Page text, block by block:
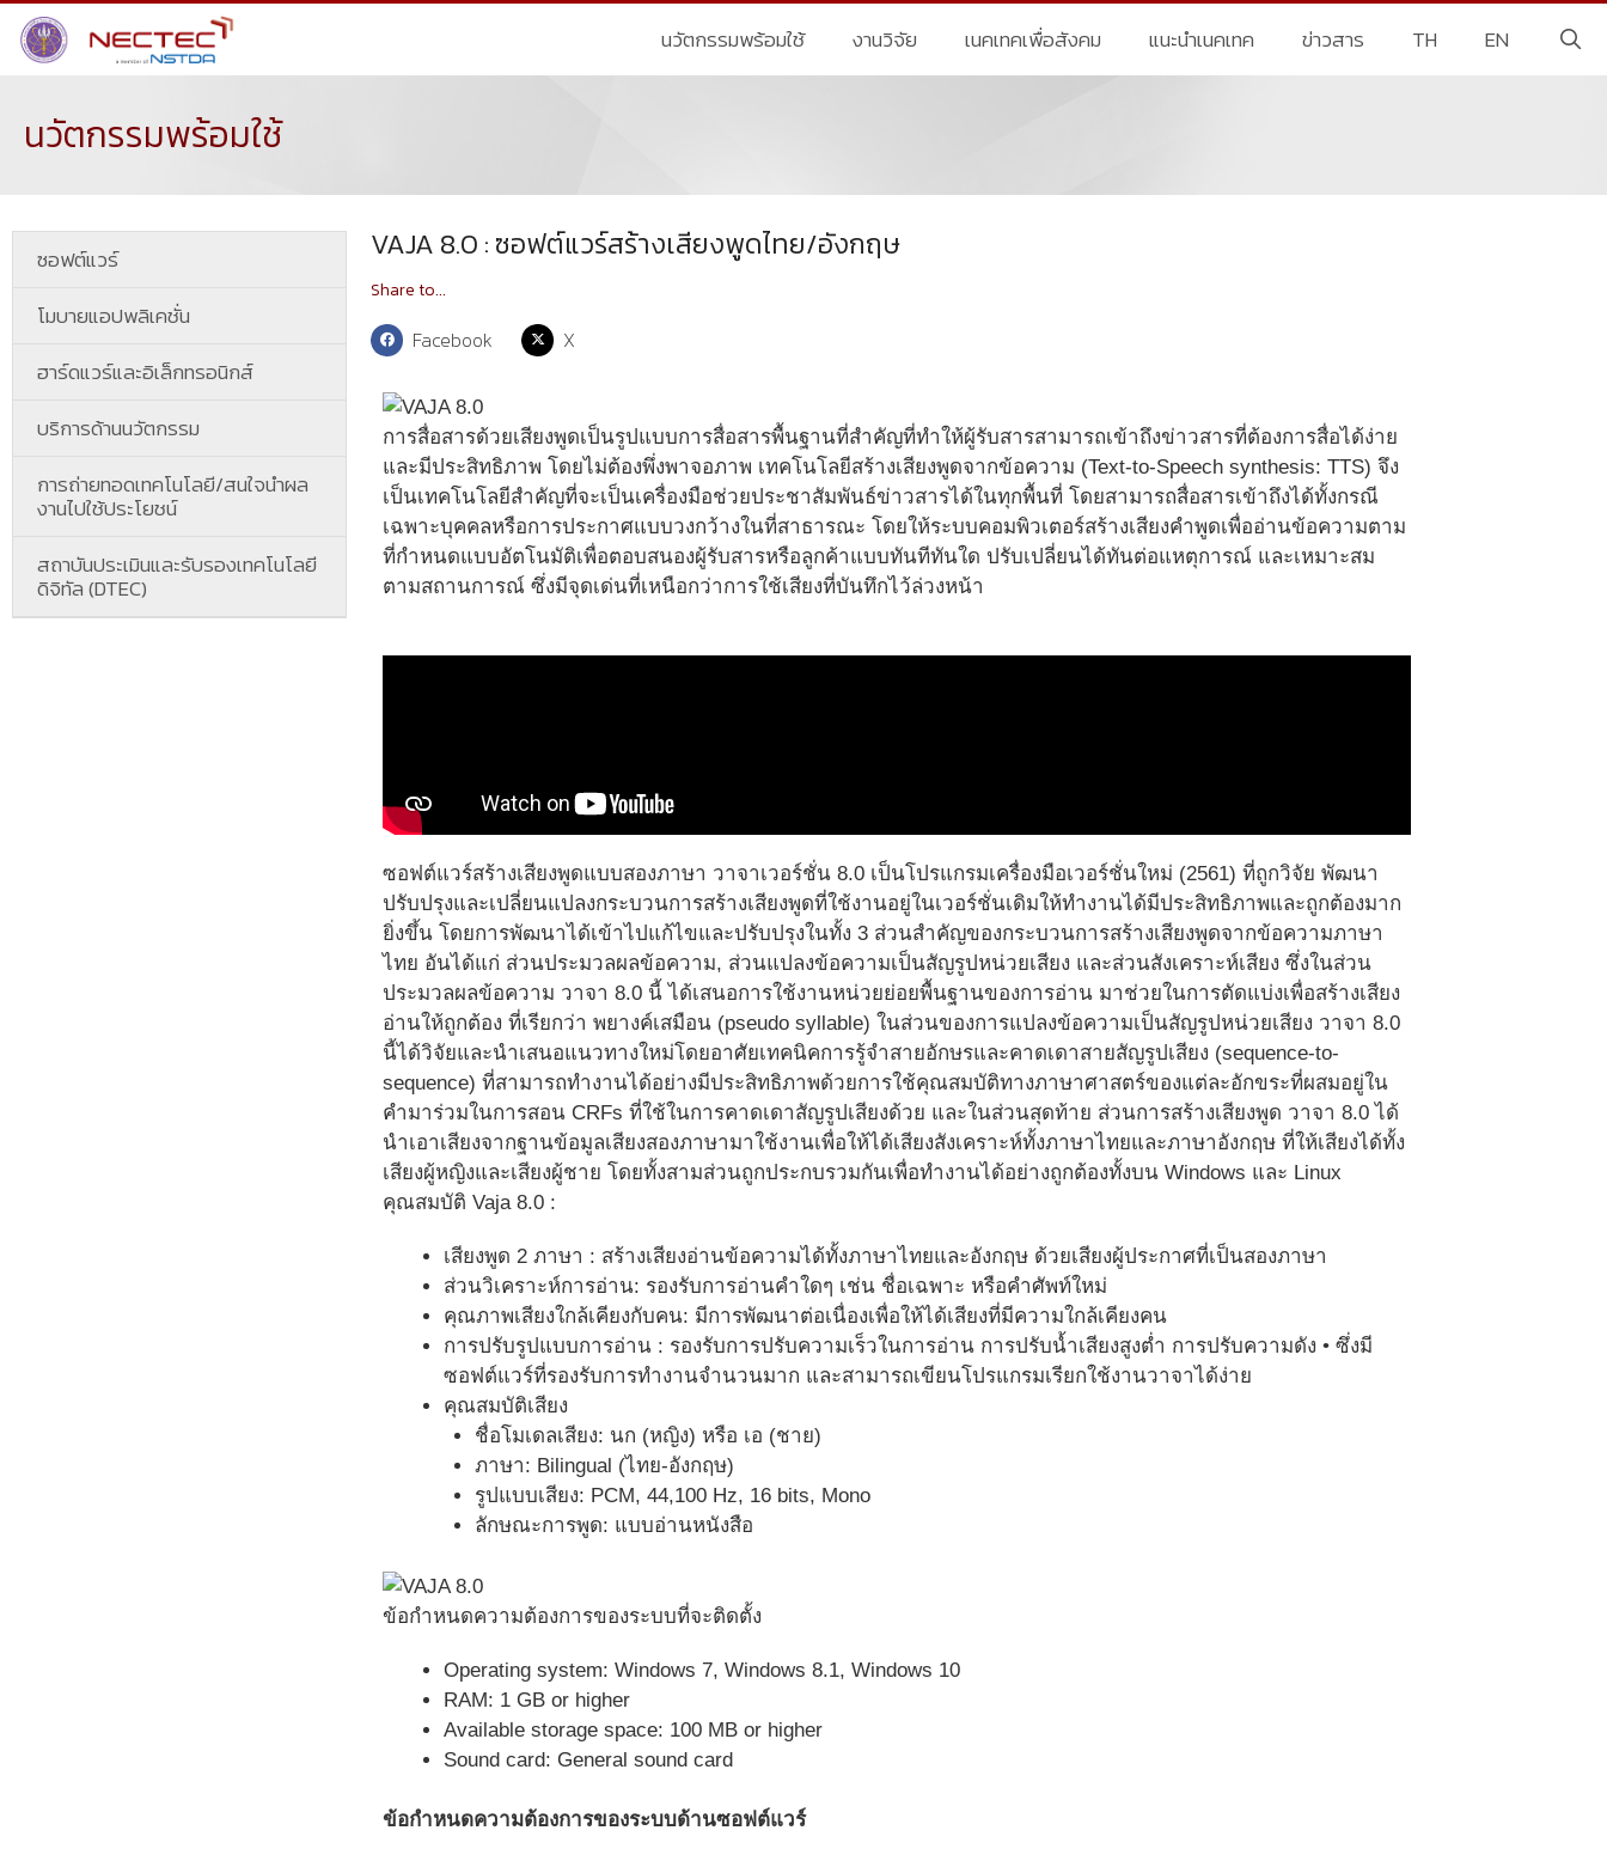
นวัตกรรมพร้อมใช้ งานวิจัย เนคเทคเพื่อสังคม แนะนำเนคเทค ข่าวสาร TH EN
นวัตกรรมพร้อมใช้
ซอฟต์แวร์
โมบายแอปพลิเคชั่น
ฮาร์ดแวร์และอิเล็กทรอนิกส์
บริการด้านนวัตกรรม
การถ่ายทอดเทคโนโลยี/สนใจนำผล
งานไปใช้ประโยชน์
สถาบันประเมินและรับรองเทคโนโลยี
ดิจิทัล (DTEC)
VAJA 8.0 : ซอฟต์แวร์สร้างเสียงพูดไทย/อังกฤษ
Share to...
Facebook X
การสื่อสารด้วยเสียงพูดเป็นรูปแบบการสื่อสารพื้นฐานที่สำคัญที่ทำให้ผู้รับสารสามารถเข้าถึงข่าวสารที่ต้องการสื่อได้ง่าย
และมีประสิทธิภาพ โดยไม่ต้องพึ่งพาจอภาพ เทคโนโลยีสร้างเสียงพูดจากข้อความ (Text-to-Speech synthesis: TTS) จึง
เป็นเทคโนโลยีสำคัญที่จะเป็นเครื่องมือช่วยประชาสัมพันธ์ข่าวสารได้ในทุกพื้นที่ โดยสามารถสื่อสารเข้าถึงได้ทั้งกรณี
เฉพาะบุคคลหรือการประกาศแบบวงกว้างในที่สาธารณะ โดยให้ระบบคอมพิวเตอร์สร้างเสียงคำพูดเพื่ออ่านข้อความตาม
ที่กำหนดแบบอัตโนมัติเพื่อตอบสนองผู้รับสารหรือลูกค้าแบบทันทีทันใด ปรับเปลี่ยนได้ทันต่อแหตุการณ์ และเหมาะสม
ตามสถานการณ์ ซึ่งมีจุดเด่นที่เหนือกว่าการใช้เสียงที่บันทึกไว้ล่วงหน้า
ซอฟต์แวร์สร้างเสียงพูดแบบสองภาษา วาจาเวอร์ชั่น 8.0 เป็นโปรแกรมเครื่องมือเวอร์ชั่นใหม่ (2561) ที่ถูกวิจัย พัฒนา
ปรับปรุงและเปลี่ยนแปลงกระบวนการสร้างเสียงพูดที่ใช้งานอยู่ในเวอร์ชั่นเดิมให้ทำงานได้มีประสิทธิภาพและถูกต้องมาก
ยิ่งขึ้น โดยการพัฒนาได้เข้าไปแก้ไขและปรับปรุงในทั้ง 3 ส่วนสำคัญของกระบวนการสร้างเสียงพูดจากข้อความภาษา
ไทย อันได้แก่ ส่วนประมวลผลข้อความ, ส่วนแปลงข้อความเป็นสัญรูปหน่วยเสียง และส่วนสังเคราะห์เสียง ซึ่งในส่วน
ประมวลผลข้อความ วาจา 8.0 นี้ ได้เสนอการใช้งานหน่วยย่อยพื้นฐานของการอ่าน มาช่วยในการตัดแบ่งเพื่อสร้างเสียง
อ่านให้ถูกต้อง ที่เรียกว่า พยางค์เสมือน (pseudo syllable) ในส่วนของการแปลงข้อความเป็นสัญรูปหน่วยเสียง วาจา 8.0
นี้ได้วิจัยและนำเสนอแนวทางใหม่โดยอาศัยเทคนิคการรู้จำสายอักษรและคาดเดาสายสัญรูปเสียง (sequence-to-
sequence) ที่สามารถทำงานได้อย่างมีประสิทธิภาพด้วยการใช้คุณสมบัติทางภาษาศาสตร์ของแต่ละอักขระที่ผสมอยู่ใน
คำมาร่วมในการสอน CRFs ที่ใช้ในการคาดเดาสัญรูปเสียงด้วย และในส่วนสุดท้าย ส่วนการสร้างเสียงพูด วาจา 8.0 ได้
นำเอาเสียงจากฐานข้อมูลเสียงสองภาษามาใช้งานเพื่อให้ได้เสียงสังเคราะห์ทั้งภาษาไทยและภาษาอังกฤษ ที่ให้เสียงได้ทั้ง
เสียงผู้หญิงและเสียงผู้ชาย โดยทั้งสามส่วนถูกประกบรวมกันเพื่อทำงานได้อย่างถูกต้องทั้งบน Windows และ Linux
คุณสมบัติ Vaja 8.0 :
เสียงพูด 2 ภาษา : สร้างเสียงอ่านข้อความได้ทั้งภาษาไทยและอังกฤษ ด้วยเสียงผู้ประกาศที่เป็นสองภาษา
ส่วนวิเคราะห์การอ่าน: รองรับการอ่านคำใดๆ เช่น ชื่อเฉพาะ หรือคำศัพท์ใหม่
คุณภาพเสียงใกล้เคียงกับคน: มีการพัฒนาต่อเนื่องเพื่อให้ได้เสียงที่มีความใกล้เคียงคน
การปรับรูปแบบการอ่าน : รองรับการปรับความเร็วในการอ่าน การปรับน้ำเสียงสูงต่ำ การปรับความดัง • ซึ่งมี
ซอฟต์แวร์ที่รองรับการทำงานจำนวนมาก และสามารถเขียนโปรแกรมเรียกใช้งานวาจาได้ง่าย
คุณสมบัติเสียง
ชื่อโมเดลเสียง: นก (หญิง) หรือ เอ (ชาย)
ภาษา: Bilingual (ไทย-อังกฤษ)
รูปแบบเสียง: PCM, 44,100 Hz, 16 bits, Mono
ลักษณะการพูด: แบบอ่านหนังสือ
ข้อกำหนดความต้องการของระบบที่จะติดตั้ง
Operating system: Windows 7, Windows 8.1, Windows 10
RAM: 1 GB or higher
Available storage space: 100 MB or higher
Sound card: General sound card
ข้อกำหนดความต้องการของระบบด้านซอฟต์แวร์